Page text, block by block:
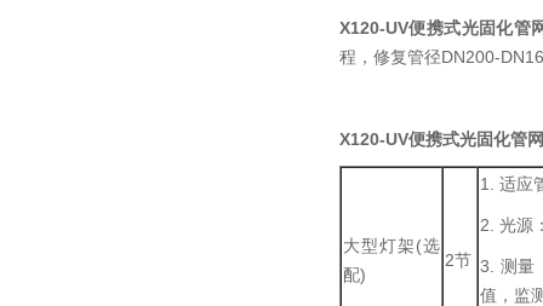
X120-UV便携式光固化管
程，修复管径DN200-
X120-UV便携式光固化管
大型灯架(选
配)
2节
1. 适应
2. 光源
3. 测量
值，监